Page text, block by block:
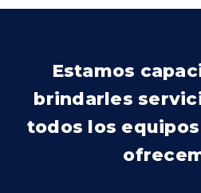
Estamos
brindarles
todos los